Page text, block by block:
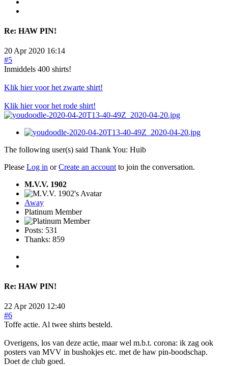
Re: HAW PIN!
20 Apr 2020 16:14
#5
Inmiddels 400 shirts!
Klik hier voor het zwarte shirt!
Klik hier voor het rode shirt!
The following user(s) said Thank You: Huib
Please Log in orCreate an accountto join the conversation.
M.V.V. 1902
Away
Platinum Member
Posts: 531
Thanks: 859
Re: HAW PIN!
22 Apr 2020 12:40
#6
Toffe actie. Al twee shirts besteld.
Overigens, los van deze actie, maar wel m.b.t. corona: ik zag ook
posters van MVV in bushokjes etc. met de haw pin-boodschap.
Doet de club goed.